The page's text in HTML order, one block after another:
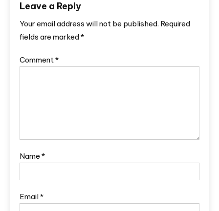
Leave a Reply
Your email address will not be published. Required
fields are marked*
Comment*
Name *
Email*